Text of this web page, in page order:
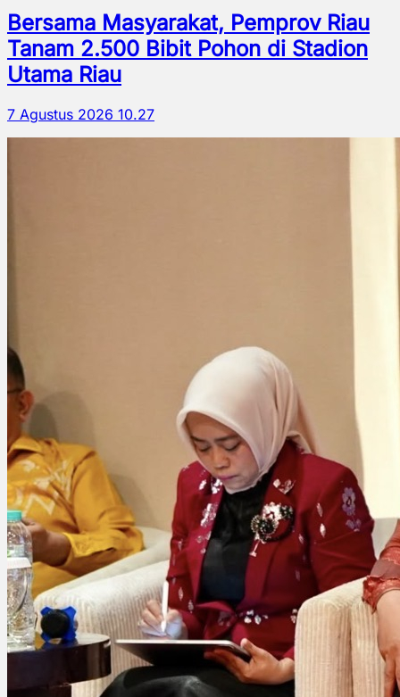
Bersama Masyarakat, Pemprov Riau
Tanam 2.500 Bibit Pohon di Stadion
Utama Riau
7 Agustus 2026 10.27